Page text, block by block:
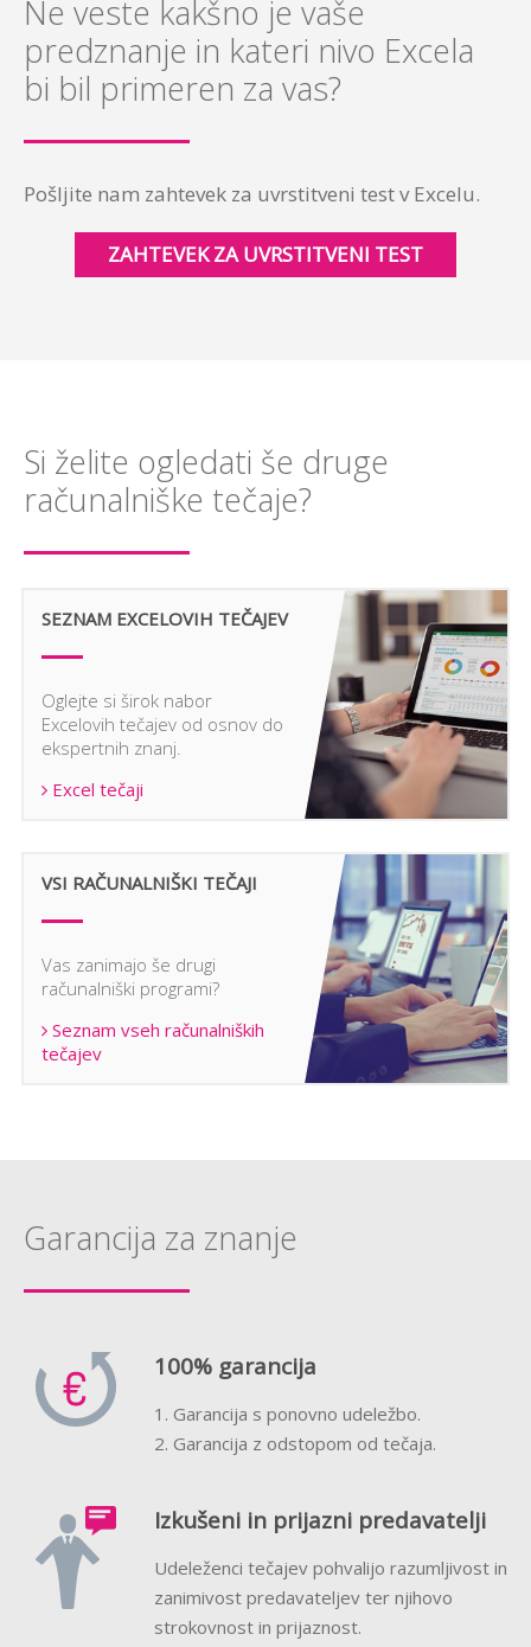
Ne veste kakšno je vaše
predznanje in kateri nivo Excela
bi bil primeren za vas?
Pošljite nam zahtevek za uvrstitveni test v Excelu.
ZAHTEVEK ZA UVRSTITVENI TEST
Si želite ogledati še druge
računalniške tečaje?
SEZNAM EXCELOVIH TEČAJEV
Oglejte si širok nabor
Excelovih tečajev od osnov do
ekspertnih znanj.
Excel tečaji
VSI RAČUNALNIŠKI TEČAJI
Vas zanimajo še drugi
računalniški programi?
Seznam vseh računalniških
tečajev
Garancija za znanje
100% garancija
1. Garancija s ponovno udeležbo.
2. Garancija z odstopom od tečaja.
Izkušeni in prijazni predavatelji
Udeleženci tečajev pohvalijo razumljivost in
zanimivost predavateljev ter njihovo
strokovnost in prijaznost.